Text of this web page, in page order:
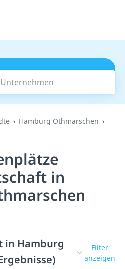
Suchen
Hamburg Othmarschen
in
in Hamburg
Filter
anzeigen